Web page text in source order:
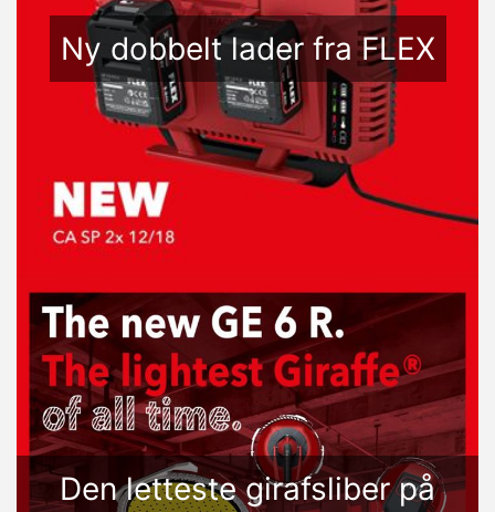
Ny dobbelt lader fra FLEX
Den letteste girafsliber på